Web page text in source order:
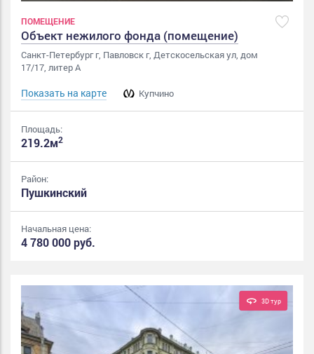
ПОМЕЩЕНИЕ
Объект нежилого фонда (помещение)
Санкт-Петербург г, Павловск г, Детскосельская ул, дом
17/17, литер А
Показать на карте Купчино
Площадь:
219.2м2
Район:
Пушкинский
Начальная цена:
4 780 000 руб.
3D тур